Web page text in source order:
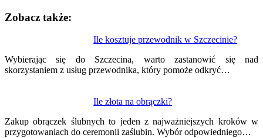
Zobacz także:
Ile kosztuje przewodnik w Szczecinie?
Wybierając się do Szczecina, warto zastanowić się nad
skorzystaniem z usług przewodnika, który pomoże odkryć…
Ile złota na obrączki?
Zakup obrączek ślubnych to jeden z najważniejszych kroków w
przygotowaniach do ceremonii zaślubin. Wybór odpowiedniego…
wpisu